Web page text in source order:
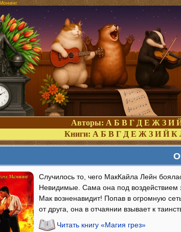
Авторы: А Б В Г Д Е Ж З И
Книги: А Б В Г Д Е Ж З И Й К
Случилось то, чего МакКайла Лейн
Невидимые. Сама она под воздействием
Мак возненавидит! Попав в огромную
от друга, она в отчаянии взывает к
Читать книгу «Магия грез»